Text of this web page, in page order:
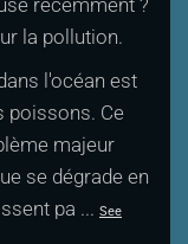
récemment ?
la pollution.
l'océan est
poissons. Ce
majeur
se dégrade en
pa ... See